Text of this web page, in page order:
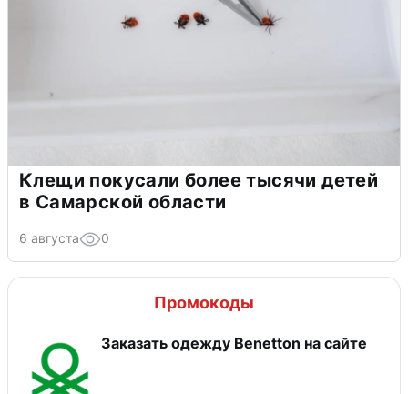
Клещи покусали более тысячи детей
в Самарской области
6 августа 0
Промокоды
Заказать одежду Benetton на сайте